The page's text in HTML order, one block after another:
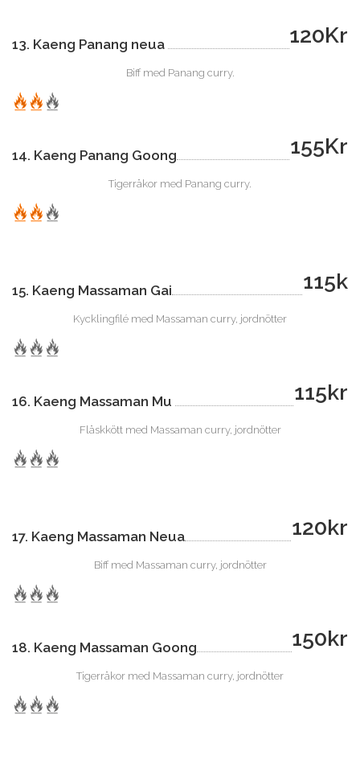
13. Kaeng Panang neua 120Kr
Biff med Panang curry.
14. Kaeng Panang Goong 155Kr
Tigerräkor med Panang curry.
15. Kaeng Massaman Gai 115k
Kycklingfilé med Massaman curry, jordnötter
16. Kaeng Massaman Mu 115kr
Fläskkött med Massaman curry, jordnötter
17. Kaeng Massaman Neua 120kr
Biff med Massaman curry, jordnötter
18. Kaeng Massaman Goong 150kr
Tigerräkor med Massaman curry, jordnötter